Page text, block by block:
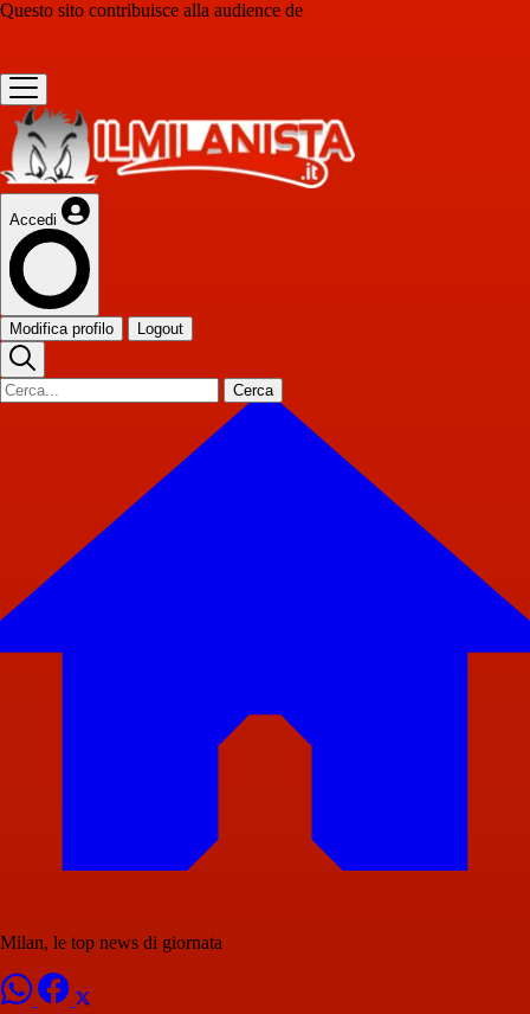
Questo sito contribuisce alla audience de
Accedi
Modifica profilo Logout
Cerca
Milan, le top news di giornata